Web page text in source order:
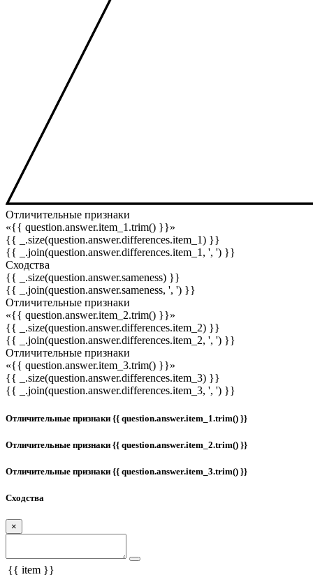
Отличительные признаки
«{{ question.answer.item_1.trim() }}»
{{ _.size(question.answer.differences.item_1) }}
{{ _.join(question.answer.differences.item_1, ', ') }}
Сходства
{{ _.size(question.answer.sameness) }}
{{ _.join(question.answer.sameness, ', ') }}
Отличительные признаки
«{{ question.answer.item_2.trim() }}»
{{ _.size(question.answer.differences.item_2) }}
{{ _.join(question.answer.differences.item_2, ', ') }}
Отличительные признаки
«{{ question.answer.item_3.trim() }}»
{{ _.size(question.answer.differences.item_3) }}
{{ _.join(question.answer.differences.item_3, ', ') }}
Отличительные признаки {{ question.answer.item_1.trim() }}
Отличительные признаки {{ question.answer.item_2.trim() }}
Отличительные признаки {{ question.answer.item_3.trim() }}
Сходства
×
{{ item }}